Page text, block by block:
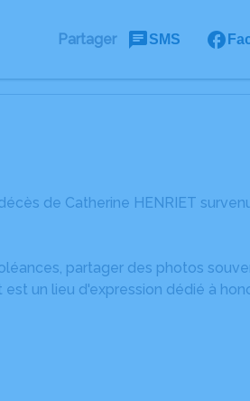
Partager SMS
de Catherine HENRIET
partager des photos
un lieu d'expression dédié à